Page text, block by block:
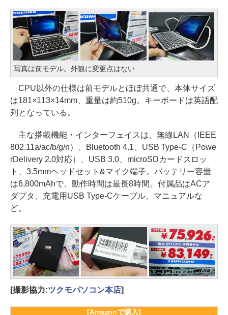
写真は前モデル。外観に変更点はない
CPU以外の仕様は前モデルとほぼ共通で、本体サイズ
は181×113×14mm、重量は約510g。キーボードは英語配
列となっている。
主な搭載機能・インターフェイスは、無線LAN（IEEE
802.11a/ac/b/g/n）、Bluetooth 4.1、USB Type-C（Powe
rDelivery 2.0対応）、USB 3.0、microSDカードスロッ
ト、3.5mmヘッドセット&マイク端子。バッテリー容量
は6,800mAhで、動作時間は最長8時間。付属品はACア
ダプタ、充電用USB Type-Cケーブル、マニュアルな
ど。
[撮影協力:ツクモパソコン本店]
[Amazonで購入]